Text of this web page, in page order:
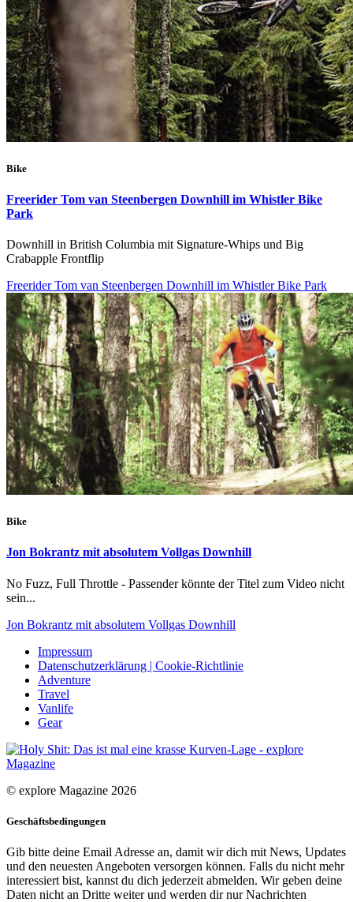
Bike
Freerider Tom van Steenbergen Downhill im Whistler Bike
Park
Downhill in British Columbia mit Signature-Whips und Big
Crabapple Frontflip
Freerider Tom van Steenbergen Downhill im Whistler Bike Park
Bike
Jon Bokrantz mit absolutem Vollgas Downhill
No Fuzz, Full Throttle - Passender könnte der Titel zum Video nicht
sein...
Jon Bokrantz mit absolutem Vollgas Downhill
Impressum
Datenschutzerklärung | Cookie-Richtlinie
Adventure
Travel
Vanlife
Gear
© explore Magazine 2026
Geschäftsbedingungen
Gib bitte deine Email Adresse an, damit wir dich mit News, Updates
und den neuesten Angeboten versorgen können. Falls du nicht mehr
interessiert bist, kannst du dich jederzeit abmelden. Wir geben deine
Daten nicht an Dritte weiter und werden dir nur Nachrichten